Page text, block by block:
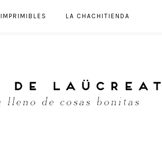
IMPRIMIBLES LA CHACHITIENDA